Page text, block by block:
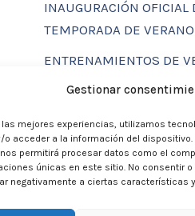
Gestionar
las mejores experiencias, utilizamos
o acceder a la información del
permitirá procesar datos como el
únicas en este sitio. No consentir
negativamente a ciertas características
INAUGURACIÓN OFICIAL
TEMPORADA DE
ENTRENAMIENTOS DE
FUNCTIONAL SPORT
VERANO 2026 – CLUB
ACTIVIDADES DE